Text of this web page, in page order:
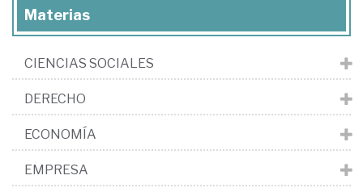
Materias
CIENCIAS SOCIALES
DERECHO
ECONOMÍA
EMPRESA